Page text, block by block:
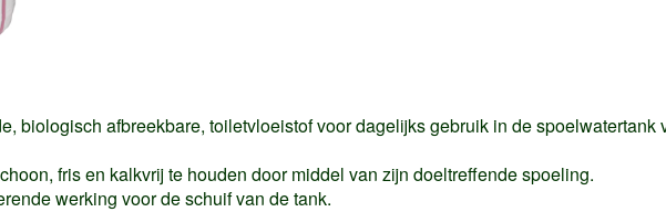
biologisch afbreekbare, toiletvloeistof voor dagelijks gebruik in de spoelwatertank
fris en kalkvrij te houden door middel van zijn doeltreffende spoeling.
werking voor de schuif van de tank.